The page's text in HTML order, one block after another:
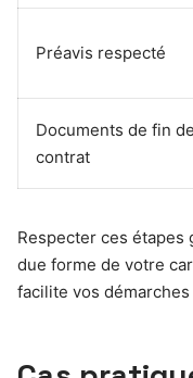
Préavis respecté
Documents de fin de
contrat
Respecter ces
due forme de votre
facilite vos